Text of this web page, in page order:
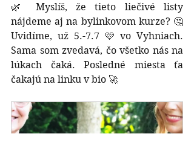
🌿 Myslíš, že tieto liečivé listy
nájdeme aj na bylinkovom kurze? 🤔
Uvidíme, už 5.-7.7 🩷 vo Vyhniach.
Sama som zvedavá, čo všetko nás na
lúkach čaká. Posledné miesta ťa
čakajú na linku v bio 🚀